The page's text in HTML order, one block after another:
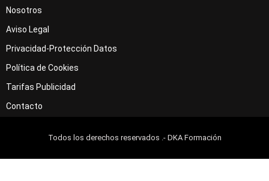
Nosotros
Aviso Legal
Privacidad-Protección Datos
Política de Cookies
Tarifas Publicidad
Contacto
Todos los derechos reservados .- DKA Formación